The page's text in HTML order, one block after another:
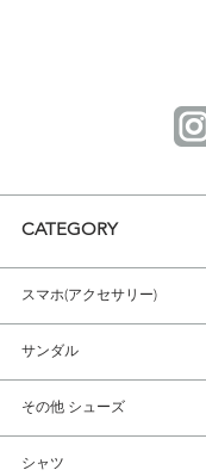
CATEGORY
スマホ(アクセサリー)
サンダル
その他 シューズ
シャツ